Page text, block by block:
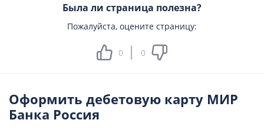
Была ли страница полезна?
Пожалуйста, оцените страницу:
0 0
Оформить дебетовую карту МИР
Банка Россия